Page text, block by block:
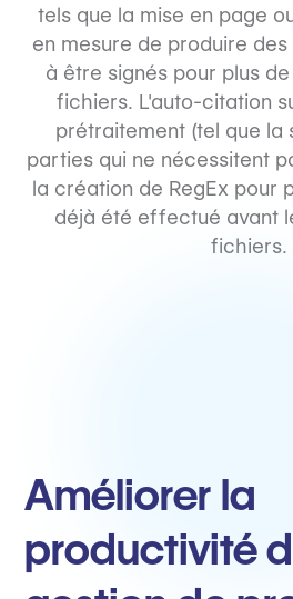
tels que la mise en page
en mesure de produire
à être signés pour plus
fichiers. L'auto-citation
prétraitement (tel que la
parties qui ne nécessitent
la création de RegEx pour
déjà été effectué avant
fichiers.
Améliorer la
productivité